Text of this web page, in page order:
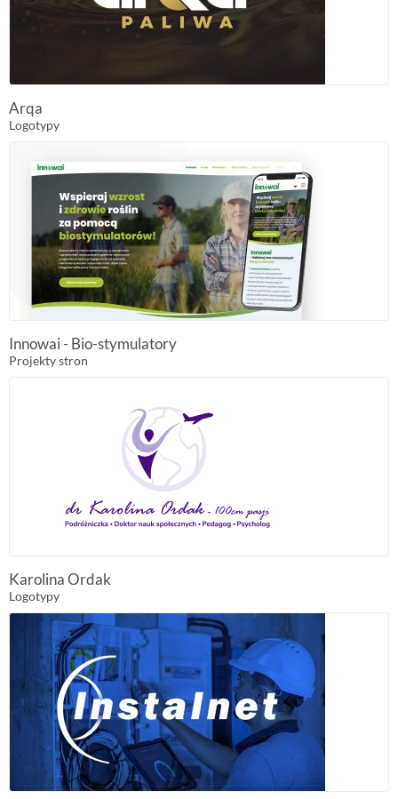
Arqa
Logotypy
Innowai - Bio-stymulatory
Projekty stron
Karolina Ordak
Logotypy